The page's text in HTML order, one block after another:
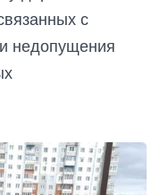
с
недопущения